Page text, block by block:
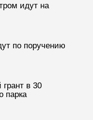
идут на
по поручению
в 30
парка